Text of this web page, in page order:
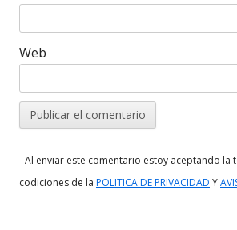
Web
- Al enviar este comentario estoy aceptando la
codiciones de la POLITICA DE PRIVACIDAD Y